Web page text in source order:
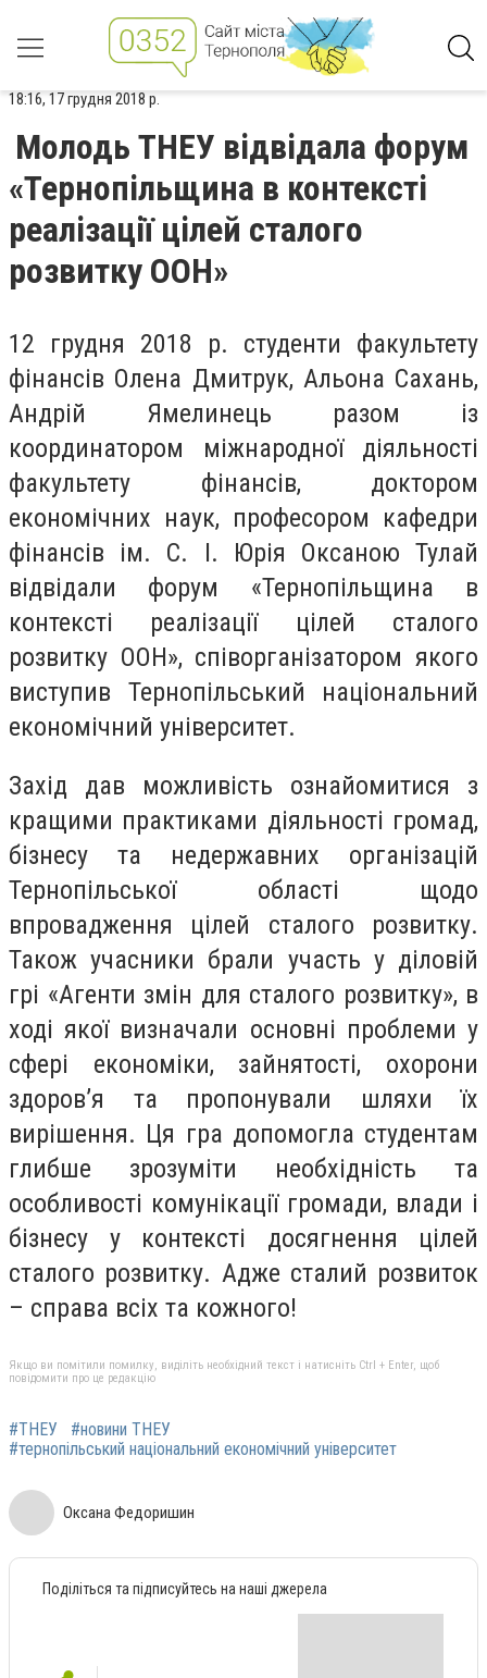
18:16, 17 грудня 2018 р.
Молодь ТНЕУ відвідала форум
«Тернопільщина в контексті
реалізації цілей сталого
розвитку ООН»
12 грудня 2018 р. студенти факультету
фінансів Олена Дмитрук, Альона Сахань,
Андрій Ямелинець разом із
координатором міжнародної діяльності
факультету фінансів, доктором
економічних наук, професором кафедри
фінансів ім. С. І. Юрія Оксаною Тулай
відвідали форум «Тернопільщина в
контексті реалізації цілей сталого
розвитку ООН», співорганізатором якого
виступив Тернопільський національний
економічний університет.
Захід дав можливість ознайомитися з
кращими практиками діяльності громад,
бізнесу та недержавних організацій
Тернопільської області щодо
впровадження цілей сталого розвитку.
Також учасники брали участь у діловій
грі «Агенти змін для сталого розвитку», в
ході якої визначали основні проблеми у
сфері економіки, зайнятості, охорони
здоров’я та пропонували шляхи їх
вирішення. Ця гра допомогла студентам
глибше зрозуміти необхідність та
особливості комунікації громади, влади і
бізнесу у контексті досягнення цілей
сталого розвитку. Адже сталий розвиток
– справа всіх та кожного!
Якщо ви помітили помилку, виділіть необхідний текст і натисніть Ctrl + Enter, щоб
повідомити про це редакцію
#ТНЕУ
#новини ТНЕУ
#тернопільський національний економічний університет
Оксана Федоришин
Поділіться та підписуйтесь на наші джерела